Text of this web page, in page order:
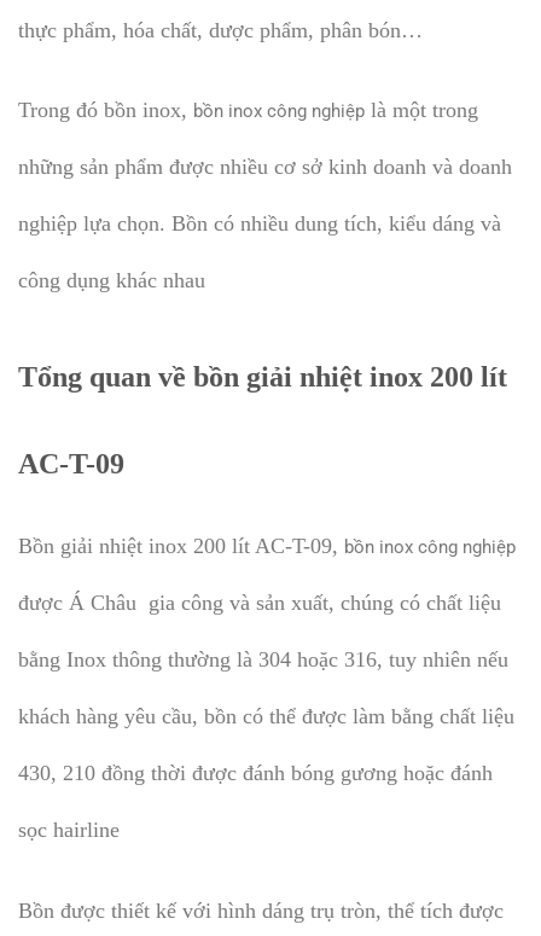
thực phẩm, hóa chất, dược phẩm, phân bón…
Trong đó bồn inox, bồn inox công nghiệp là một trong
những sản phẩm được nhiều cơ sở kinh doanh và doanh
nghiệp lựa chọn. Bồn có nhiều dung tích, kiểu dáng và
công dụng khác nhau
Tổng quan về bồn giải nhiệt inox 200 lít
AC-T-09
Bồn giải nhiệt inox 200 lít AC-T-09, bồn inox công nghiệp
được Á Châu gia công và sản xuất, chúng có chất liệu
bằng Inox thông thường là 304 hoặc 316, tuy nhiên nếu
khách hàng yêu cầu, bồn có thể được làm bằng chất liệu
430, 210 đồng thời được đánh bóng gương hoặc đánh
sọc hairline
Bồn được thiết kế với hình dáng trụ tròn, thể tích được